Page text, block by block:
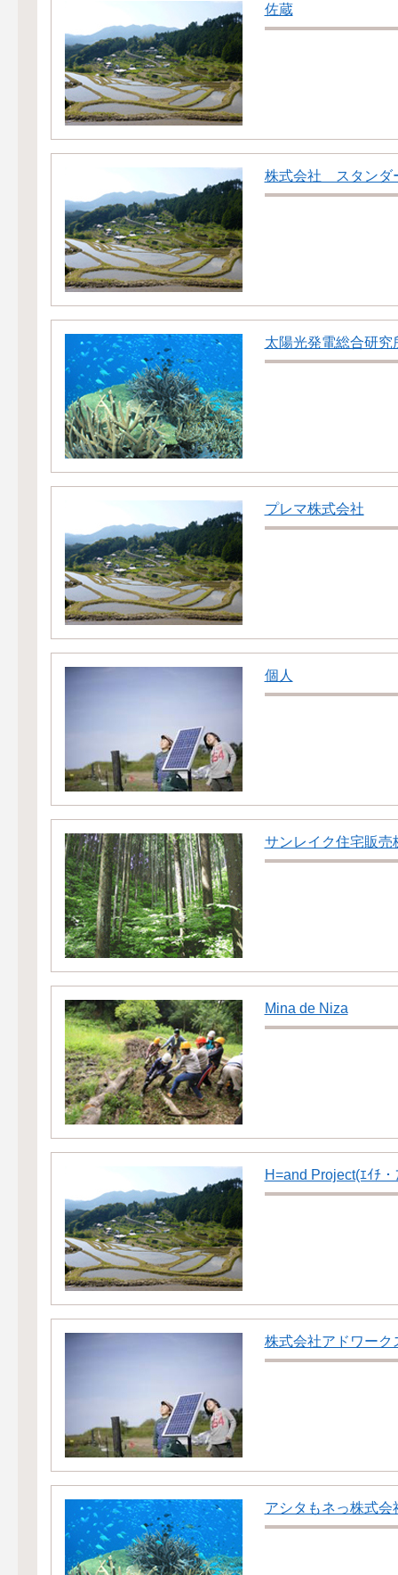
佐蔵
株式会社 スタンダ
太陽光発電総合研究
プレマ株式会社
個人
サンレイク住宅販売
Mina de Niza
H=and Project(ｴｲﾁ・
株式会社アドワーク
アシタもネっ株式会